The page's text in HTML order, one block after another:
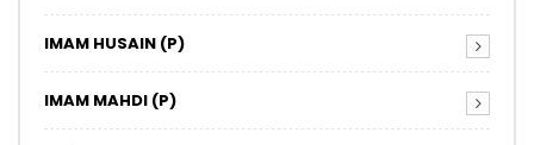
IMAM HUSAIN (P)
IMAM MAHDI (P)